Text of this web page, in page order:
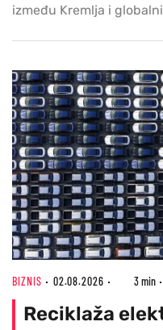
između Kremlja i
BIZNIS 02.08.2026 3 min
Reciklaža